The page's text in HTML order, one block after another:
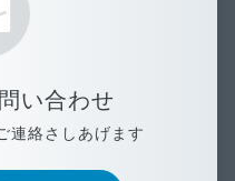
い合わせ
連絡さしあげます